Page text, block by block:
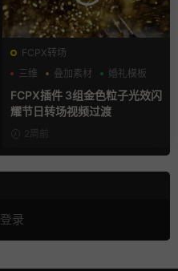
FCPX转场
三维
叠加素材 婚礼模板
FCPX插件 3组金色粒子光效闪
耀节日转场视频过渡
2周前
登录